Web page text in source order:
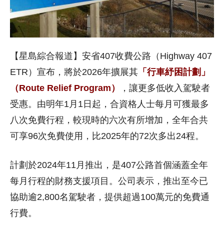
【星島綜合報道】安省407收費公路（Highway 407
ETR）宣布，將於2026年擴展其 「行車紓困計劃」
（Route Relief Program）
，讓更多低收入駕駛者
受惠。由明年1月1日起，合資格人士每月可獲最多
八次免費行程，較現時的六次有所增加，全年合共
可享96次免費使用，比2025年的72次多出24程。
計劃於2024年11月推出，是407公路首個涵蓋全年
每月行程的財務支援項目。公司表示，推出至今已
協助逾2,800名駕駛者，提供超過100萬元的免費通
行費。